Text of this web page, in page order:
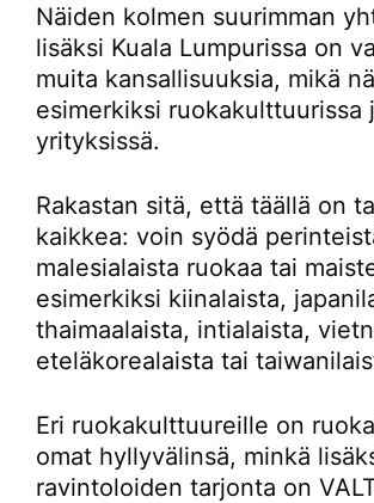
Näiden kolmen suurimman
lisäksi Kuala Lumpurissa on
muita kansallisuuksia, mikä
esimerkiksi ruokakulttuurissa
yrityksissä.
Rakastan sitä, että täällä on
kaikkea: voin syödä
malesialaista ruokaa tai
esimerkiksi kiinalaista,
thaimaalaista, intialaista,
eteläkorealaista tai
Eri ruokakulttuureille on
omat hyllyvälinsä, minkä
ravintoloiden tarjonta on